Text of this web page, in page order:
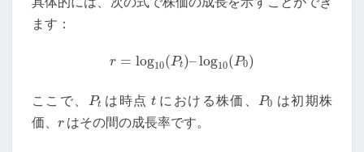
ます：
r = log10(Pt)–log10(P0)
r log10 Pt)– log10 P0)
ここで、 Pt
Pt は時点 t
tにおける株価、 P0
P0 は初期株
価、 r
r はその間の成長率です。